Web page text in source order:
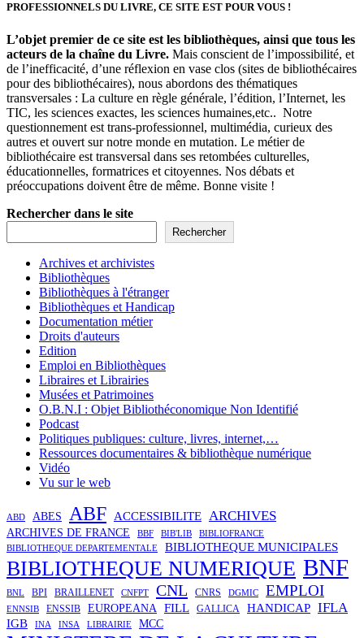
PROFESSIONNELS DU LIVRE, CE SITE EST POUR VOUS !
L’objet premier de ce site est les bibliothèques, ainsi que tous les
acteurs de la chaîne du Livre. Mais conscient de l’impossibilité, et
de l’inefficacité, d’une réflexion en vase clos (sites de bibliothécaires
pour des bibliothécaires), nous abordons des thématiques
transversales : La culture en règle générale, l’édition, l’Internet, les
TIC, les sciences exactes, les sciences humaines,etc.. Notre
questionnement est trans-professionnel, multimédia, curieux des
autres et ouvert sur notre monde en mutation. Le métier de
bibliothécaire est transversal dans ses retombées culturelles,
éducationnelles, formatrices et citoyennes. Nos débats et
préoccupations doivent être de même. Bonne visite !
Rechercher dans le site
Rechercher
Archives et archivistes
Bibliothèques
Bibliothèques à l'étranger
Bibliothèques et Handicap
Documentation métier
Droits d'auteurs
Edition
Emploi en Bibliothèques
Libraires et Librairies
Musées et Patrimoines
O.B.N.I : Objet Bibliothéconomique Non Identifié
Podcast
Politiques publiques: culture, livres, internet,…
Ressources documentaires & bibliothèque numérique
Vidéo
Vu sur le web
ABD ABES ABF ACCESSIBILITE ARCHIVES
ARCHIVES DE FRANCE BBF BIB'LIB
BIBLIOFRANCE
BIBLIOTHEQUE DEPARTEMENTALE
BIBLIOTHEQUE MUNICIPALES
BIBLIOTHEQUE NUMERIQUE BNF
BNL BPI BRAILLENET CNFPT CNL CNRS DGMIC EMPLOI
ENNSIB ENSSIB EUROPEANA FILL GALLICA HANDICAP IFLA
IGB INA INSA LIBRAIRIE MCC